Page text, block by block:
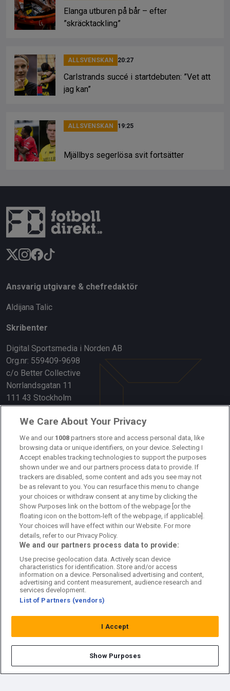
Elanga utburen på bår – efter
”skräcktackling”
ALLSVENSKAN 20:27
Carlstrands succé i startdebuten: ”Vet att
jag kan”
ALLSVENSKAN 19:25
Mjällbys segerlösa svit fortsätter
Ansvarig utgivare & chefredaktör
Aldijana Talic
Skribenter
Digital Sportsmedia i Norden AB
Org.nr: 559409-9698
c/o Better Collective
Norrlandsgatan 11
111 43 Stockholm
Länkar
Om oss
Kontakta oss
Kundtjänst
Sponsor: Rekatochklart
Annonsera på Fotbolldirekt
Redaktionell policy
Personuppgiftspolicy
Cookiepolicy
Arkiv
We Care About Your Privacy
We and our 1008 partners store and access personal data, like
browsing data or unique identifiers, on your device. Selecting I
Accept enables tracking technologies to support the purposes
shown under we and our partners process data to provide. If
trackers are disabled, some content and ads you see may not
be as relevant to you. You can resurface this menu to change
your choices or withdraw consent at any time by clicking the
Show Purposes link on the bottom of the webpage [or the
floating icon on the bottom-left of the webpage, if applicable].
Your choices will have effect within our Website. For more
details, refer to our Privacy Policy.
We and our partners process data to provide:
Use precise geolocation data. Actively scan device
characteristics for identification. Store and/or access
information on a device. Personalised advertising and content,
advertising and content measurement, audience research and
services development.
List of Partners (vendors)
I Accept
Show Purposes